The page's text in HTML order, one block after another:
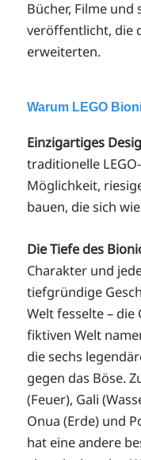
Bücher, Filme und
veröffentlicht, die
erweiterten.
Warum LEGO
Einzigartiges
traditionelle
Möglichkeit,
bauen, die sich
Die Tiefe des
Charakter und
tiefgründige
Welt fesselte –
fiktiven Welt
die sechs
gegen das Böse.
(Feuer), Gali
Onua (Erde) und
hat eine andere